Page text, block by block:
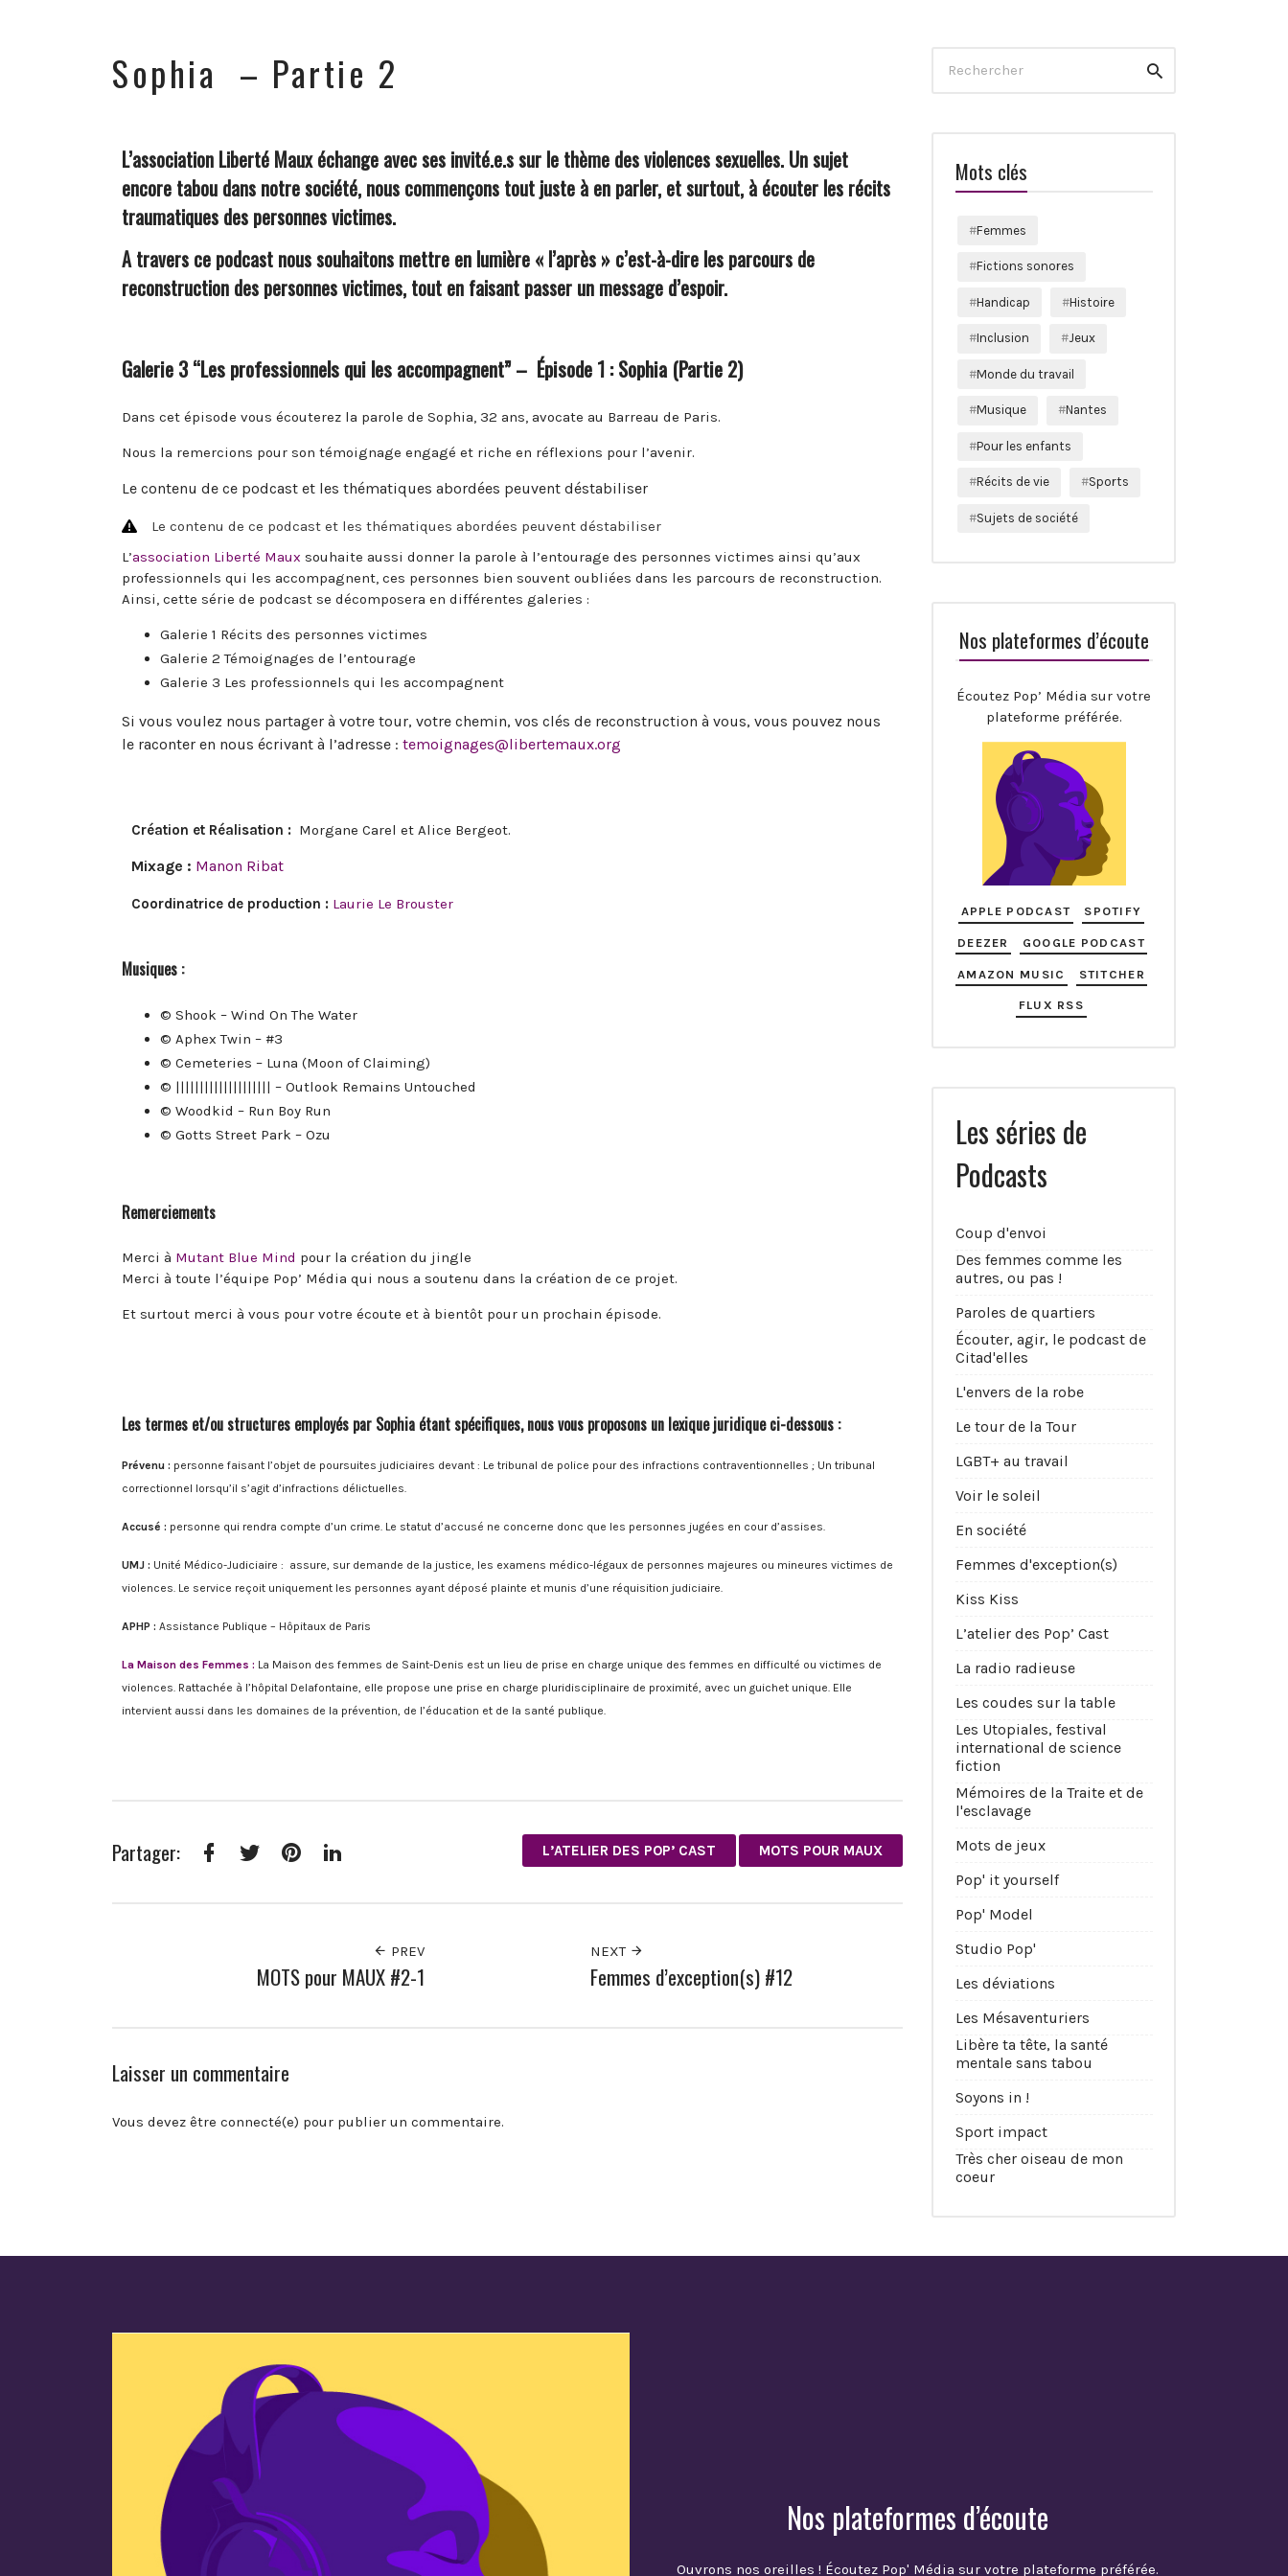
Sophia – Partie 2
L’association Liberté Mauxéchange avec ses invité.e.s sur le thème des violences sexuelles. Un sujet
encore tabou dans notre société, nous commençons tout juste à en parler, et surtout, à écouter les récits
traumatiques des personnes victimes.
A travers ce podcast nous souhaitons mettre en lumière « l’après » c’est-à-dire les parcours de
reconstruction des personnes victimes, tout en faisant passer un message d’espoir.
Galerie 3 “Les professionnels qui les accompagnent” – Épisode 1 : Sophia (Partie 2)
Dans cet épisode vous écouterez la parole de Sophia, 32 ans, avocate au Barreau de Paris.
Nous la remercions pour son témoignage engagé et riche en réflexions pour l’avenir.
Le contenu de ce podcast et les thématiques abordées peuvent déstabiliser
Le contenu de ce podcast et les thématiques abordées peuvent déstabiliser
L’association Liberté Maux souhaite aussi donner la parole à l’entourage des personnes victimes ainsi qu’aux
professionnels qui les accompagnent, ces personnes bien souvent oubliées dans les parcours de reconstruction.
Ainsi, cette série de podcast se décomposera en différentes galeries :
Galerie 1 Récits des personnes victimes
Galerie 2 Témoignages de l’entourage
Galerie 3 Les professionnels qui les accompagnent
Si vous voulez nous partager à votre tour, votre chemin, vos clés de reconstruction à vous, vous pouvez nous
le raconter en nous écrivant à l’adresse : temoignages@libertemaux.org
Création et Réalisation : Morgane Carel et Alice Bergeot.
Mixage : Manon Ribat
Coordinatrice de production : Laurie Le Brouster
Musiques :
© Shook – Wind On The Water
© Aphex Twin – #3
© Cemeteries – Luna (Moon of Claiming)
© |||||||||||||||||||| – Outlook Remains Untouched
© Woodkid – Run Boy Run
© Gotts Street Park – Ozu
Remerciements
Merci à Mutant Blue Mind pour la création du jingle
Merci à toute l’équipe Pop’ Média qui nous a soutenu dans la création de ce projet.
Et surtout merci à vous pour votre écoute et à bientôt pour un prochain épisode.
Les termes et/ou structures employés par Sophia étant spécifiques, nous vous proposons un lexique juridique ci-dessous :
Prévenu : personne faisant l’objet de poursuites judiciaires devant : Le tribunal de police pour des infractions contraventionnelles ; Un tribunal
correctionnel lorsqu’il s’agit d’infractions délictuelles.
Accusé : personne qui rendra compte d’un crime. Le statut d’accusé ne concerne donc que les personnes jugées en cour d’assises.
UMJ : Unité Médico-Judiciaire : assure, sur demande de la justice, les examens médico-légaux de personnes majeures ou mineures victimes de
violences. Le service reçoit uniquement les personnes ayant déposé plainte et munis d’une réquisition judiciaire.
APHP : Assistance Publique – Hôpitaux de Paris
La Maison des Femmes : La Maison des femmes de Saint-Denis est un lieu de prise en charge unique des femmes en difficulté ou victimes de
violences. Rattachée à l’hôpital Delafontaine, elle propose une prise en charge pluridisciplinaire de proximité, avec un guichet unique. Elle
intervient aussi dans les domaines de la prévention, de l’éducation et de la santé publique.
Partager: L’ATELIER DES POP’ CAST MOTS POUR MAUX
PREV
MOTS pour MAUX #2-1
NEXT
Femmes d’exception(s) #12
Laisser un commentaire
Vous devez être connecté(e) pour publier un commentaire.
for:
Rechercher
Mots clés
Femmes
Fictions sonores
Handicap Histoire
Inclusion Jeux
Monde du travail
Musique Nantes
Pour les enfants
Récits de vie Sports
Sujets de société
Nos plateformes d’écoute
Écoutez Pop’ Média sur votre
plateforme préférée.
APPLE PODCAST SPOTIFY
DEEZER GOOGLE PODCAST
AMAZON MUSIC STITCHER
FLUX RSS
Les séries de
Podcasts
Coup d'envoi
Des femmes comme les
autres, ou pas !
Paroles de quartiers
Écouter, agir, le podcast de
Citad'elles
L'envers de la robe
Le tour de la Tour
LGBT+ au travail
Voir le soleil
En société
Femmes d'exception(s)
Kiss Kiss
L’atelier des Pop’ Cast
La radio radieuse
Les coudes sur la table
Les Utopiales, festival
international de science
fiction
Mémoires de la Traite et de
l'esclavage
Mots de jeux
Pop' it yourself
Pop' Model
Studio Pop'
Les déviations
Les Mésaventuriers
Libère ta tête, la santé
mentale sans tabou
Soyons in !
Sport impact
Très cher oiseau de mon
coeur
Nos plateformes d’écoute
Ouvrons nos oreilles ! Écoutez Pop' Média sur votre plateforme préférée.